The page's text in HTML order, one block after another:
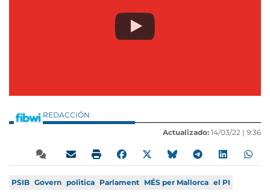
REDACCIÓN
Actualizado: 14/03/22 | 9:36
PSIB Govern politica Parlament MÉS per Mallorca el PI